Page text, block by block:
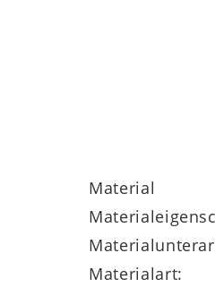
Material
Materialart: